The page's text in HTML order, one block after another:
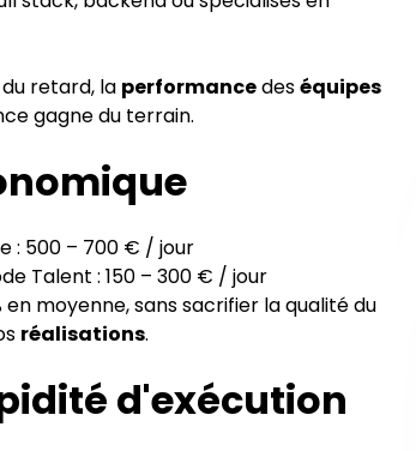
retard, la performancedeséquipes
gagne du terrain.
: 500 – 700 € / jour
Talent : 150 – 300 € / jour
en moyenne, sans sacrifier la qualité du
réalisations.
d'exécution